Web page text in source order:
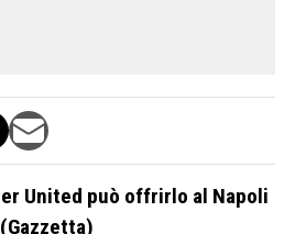
United può offrirlo al Napoli